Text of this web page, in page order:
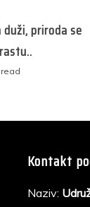
priroda se
Kontakt
Naziv: